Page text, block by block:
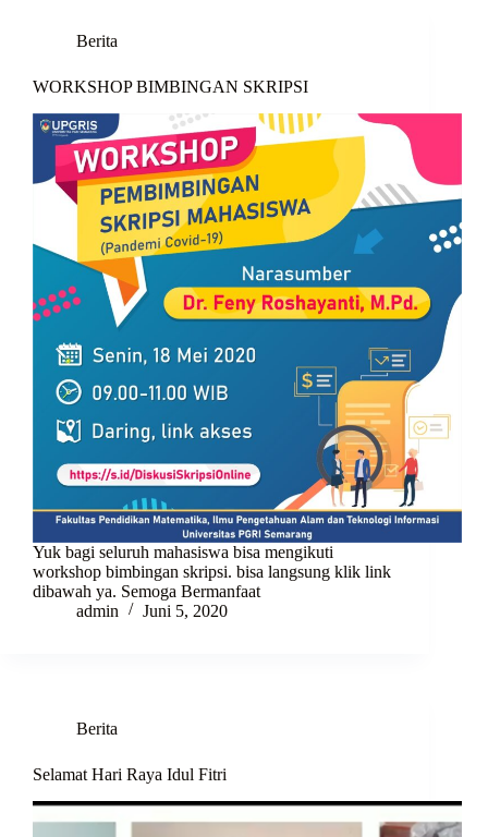
Berita
WORKSHOP BIMBINGAN SKRIPSI
Yuk bagi seluruh mahasiswa bisa mengikuti
workshop bimbingan skripsi. bisa langsung klik link
dibawah ya. Semoga Bermanfaat
admin
Juni 5, 2020
Berita
Selamat Hari Raya Idul Fitri